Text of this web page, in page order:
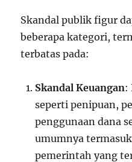
Skandal publik figur
beberapa kategori,
terbatas pada:
Skandal Keuangan:
seperti penipuan,
penggunaan dana
umumnya
pemerintah yang